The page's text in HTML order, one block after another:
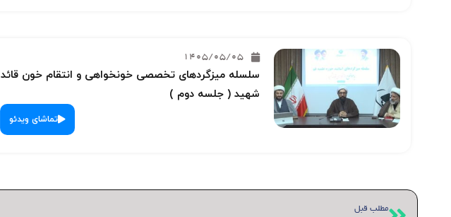
1405/05/05
سلسله میزگردهای تخصصی خونخواهی و انتقام خون قائد
شهید ( جلسه دوم )
تماشای ویدئو
قبلیمطلب قبل